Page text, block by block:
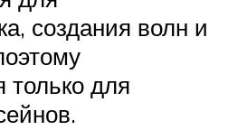
создания волн и
только для